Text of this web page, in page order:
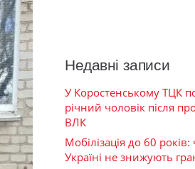
Недавні записи
У Коростенському ТЦК
річний чоловік після
ВЛК
Мобілізація до 60
Україні не знижують